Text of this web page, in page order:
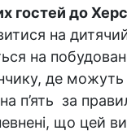
гостей до
на
на
де можуть
на п’ять за
що цей